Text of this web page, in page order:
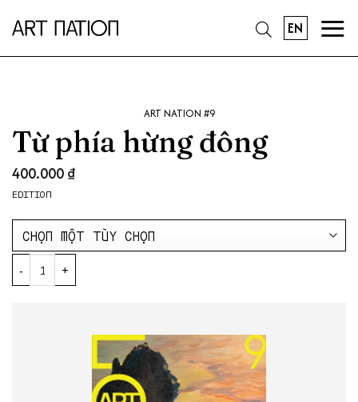
EN
ART NATION #9
Từ phía hừng đông
400.000₫
EDITION